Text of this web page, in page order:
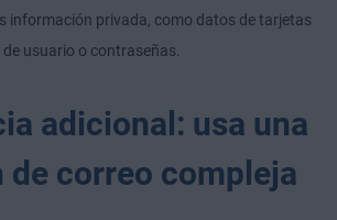
información privada, como datos de tarjetas
usuario o contraseñas.
adicional: usa una
de correo compleja